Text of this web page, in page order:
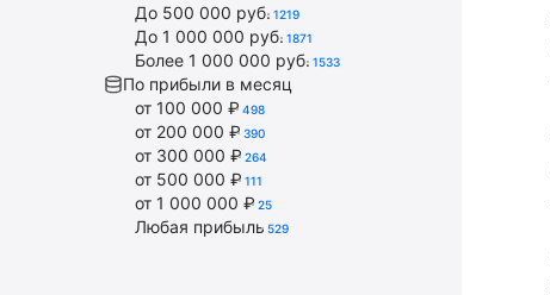
До 500 000 руб. 1219
До 1 000 000 руб. 1871
Более 1 000 000 руб. 1533
По прибыли в месяц
от 100 000 ₽ 498
от 200 000 ₽ 390
от 300 000 ₽ 264
от 500 000 ₽ 111
от 1 000 000 ₽ 25
Любая прибыль 529